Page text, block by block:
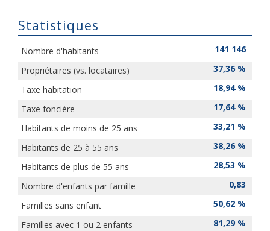
Presse et Tabac
Statistiques
Nombre d'habitants
141 146
Propriétaires (vs. locataires)
37,36 %
Taxe habitation
18,94 %
Taxe foncière
17,64 %
Habitants de moins de 25 ans
33,21 %
Habitants de 25 à 55 ans
38,26 %
Habitants de plus de 55 ans
28,53 %
Nombre d'enfants par famille
0,83
Familles sans enfant
50,62 %
Familles avec 1 ou 2 enfants
81,29 %